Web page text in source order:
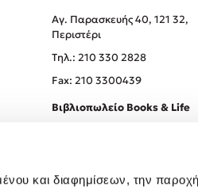
και διαφημίσεων, την
Αγ. Παρασκευής 40, 121 32,
Περιστέρι
Tηλ.: 210 330 2828
Fax: 210 3300439
Βιβλιοπωλείο Books & Life